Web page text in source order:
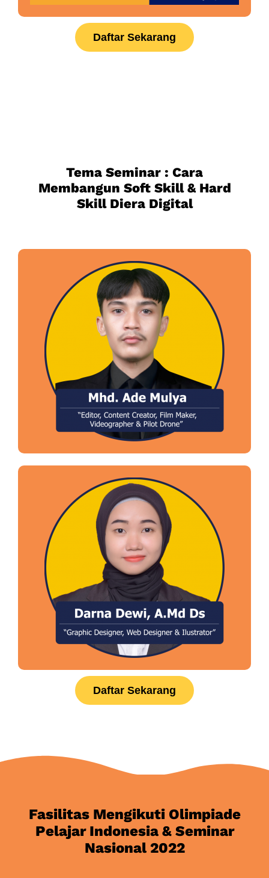
Daftar Sekarang
Tema Seminar : Cara
Membangun Soft Skill & Hard
Skill Diera Digital
Daftar Sekarang
Fasilitas Mengikuti Olimpiade
Pelajar Indonesia & Seminar
Nasional 2022